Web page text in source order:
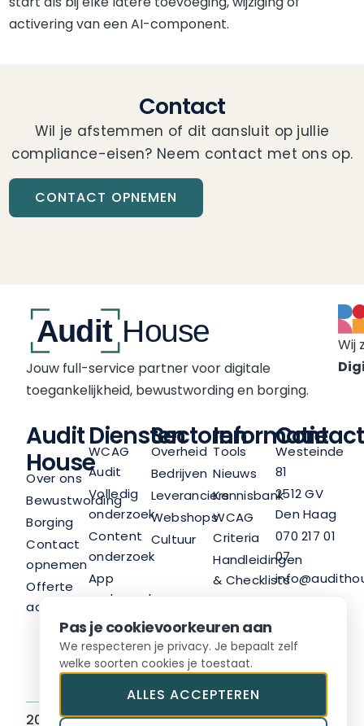
Pas je cookievoorkeuren aan
We respecteren je privacy. Je bepaalt zelf
welke soorten cookies je toestaat.
ALLES ACCEPTEREN
activering van een AI-component.
Contact
Wil je afstemmen of dit aansluit op jullie
compliance-eisen? Neem contact met ons op.
CONTACT OPNEMEN
Jouw full-service partner voor digitale
toegankelijkheid, bewustwording en borging.
Wij
Audit
House
Over ons
Bewustwording
Borging
Contact
opnemen
Offerte
aanvragen
Diensten
WCAG
Audit
Volledig
onderzoek
Content
onderzoek
App
onderzoek
Trainingen
Advies
Sectoren
Overheid
Bedrijven
Leveranciers
Webshops
Cultuur
Informatie
Tools
Nieuws
Kennisbank
WCAG
Criteria
Handleidingen
& Checklists
Contact
Westeinde
81
2512 GV
Den Haag
070 217 01
07
2026 © Audit House BV Sitemap